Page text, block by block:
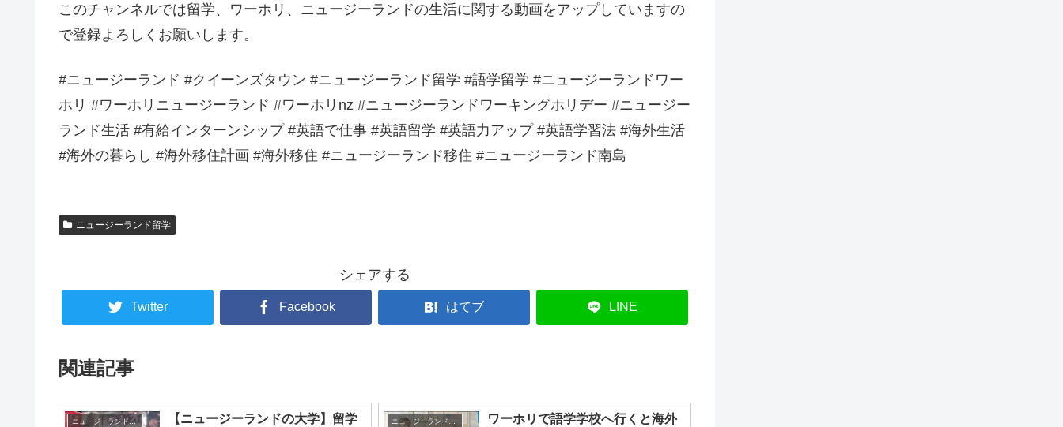
このチャンネルでは留学、ワーホリ、ニュージーランドの生活に関する動画をアップしていますの
で登録よろしくお願いします。
#ニュージーランド #クイーンズタウン #ニュージーランド留学 #語学留学 #ニュージーランドワー
ホリ #ワーホリニュージーランド #ワーホリnz #ニュージーランドワーキングホリデー #ニュージー
ランド生活 #有給インターンシップ #英語で仕事 #英語留学 #英語力アップ #英語学習法 #海外生活
#海外の暮らし #海外移住計画 #海外移住 #ニュージーランド移住 #ニュージーランド南島
ニュージーランド留学
シェアする
Twitter Facebook はてブ LINE
関連記事
ニュージーランド留学
【ニュージーランドの大学】留学
ワーホリで語学学校へ行くと海外